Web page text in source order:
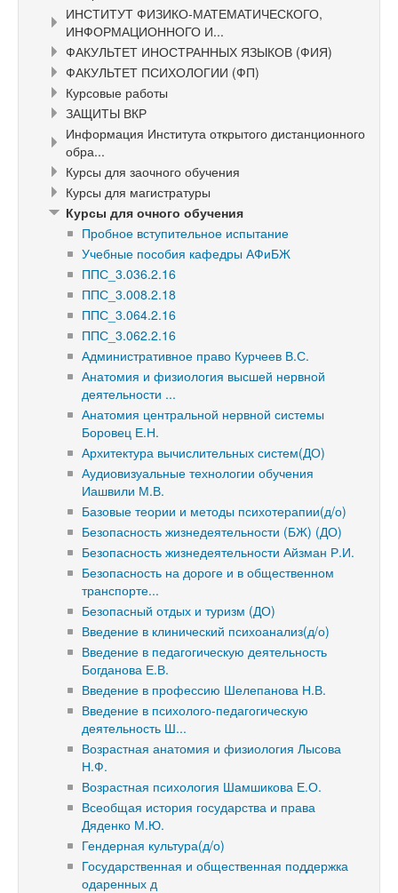
ИНСТИТУТ ФИЗИКО-МАТЕМАТИЧЕСКОГО,
ИНФОРМАЦИОННОГО И...
ФАКУЛЬТЕТ ИНОСТРАННЫХ ЯЗЫКОВ (ФИЯ)
ФАКУЛЬТЕТ ПСИХОЛОГИИ (ФП)
Курсовые работы
ЗАЩИТЫ ВКР
Информация Института открытого дистанционного
обра...
Курсы для заочного обучения
Курсы для магистратуры
Курсы для очного обучения
Пробное вступительное испытание
Учебные пособия кафедры АФиБЖ
ППС_3.036.2.16
ППС_3.008.2.18
ППС_3.064.2.16
ППС_3.062.2.16
Административное право Курчеев В.С.
Анатомия и физиология высшей нервной
деятельности ...
Анатомия центральной нервной системы
Боровец Е.Н.
Архитектура вычислительных систем(ДО)
Аудиовизуальные технологии обучения
Иашвили М.В.
Базовые теории и методы психотерапии(д/о)
Безопасность жизнедеятельности (БЖ) (ДО)
Безопасность жизнедеятельности Айзман Р.И.
Безопасность на дороге и в общественном
транспорте...
Безопасный отдых и туризм (ДО)
Введение в клинический психоанализ(д/о)
Введение в педагогическую деятельность
Богданова Е.В.
Введение в профессию Шелепанова Н.В.
Введение в психолого-педагогическую
деятельность Ш...
Возрастная анатомия и физиология Лысова
Н.Ф.
Возрастная психология Шамшикова Е.О.
Всеобщая история государства и права
Дяденко М.Ю.
Гендерная культура(д/о)
Государственная и общественная поддержка
одаренных д